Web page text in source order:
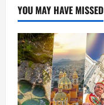
YOU MAY HAVE MISSED